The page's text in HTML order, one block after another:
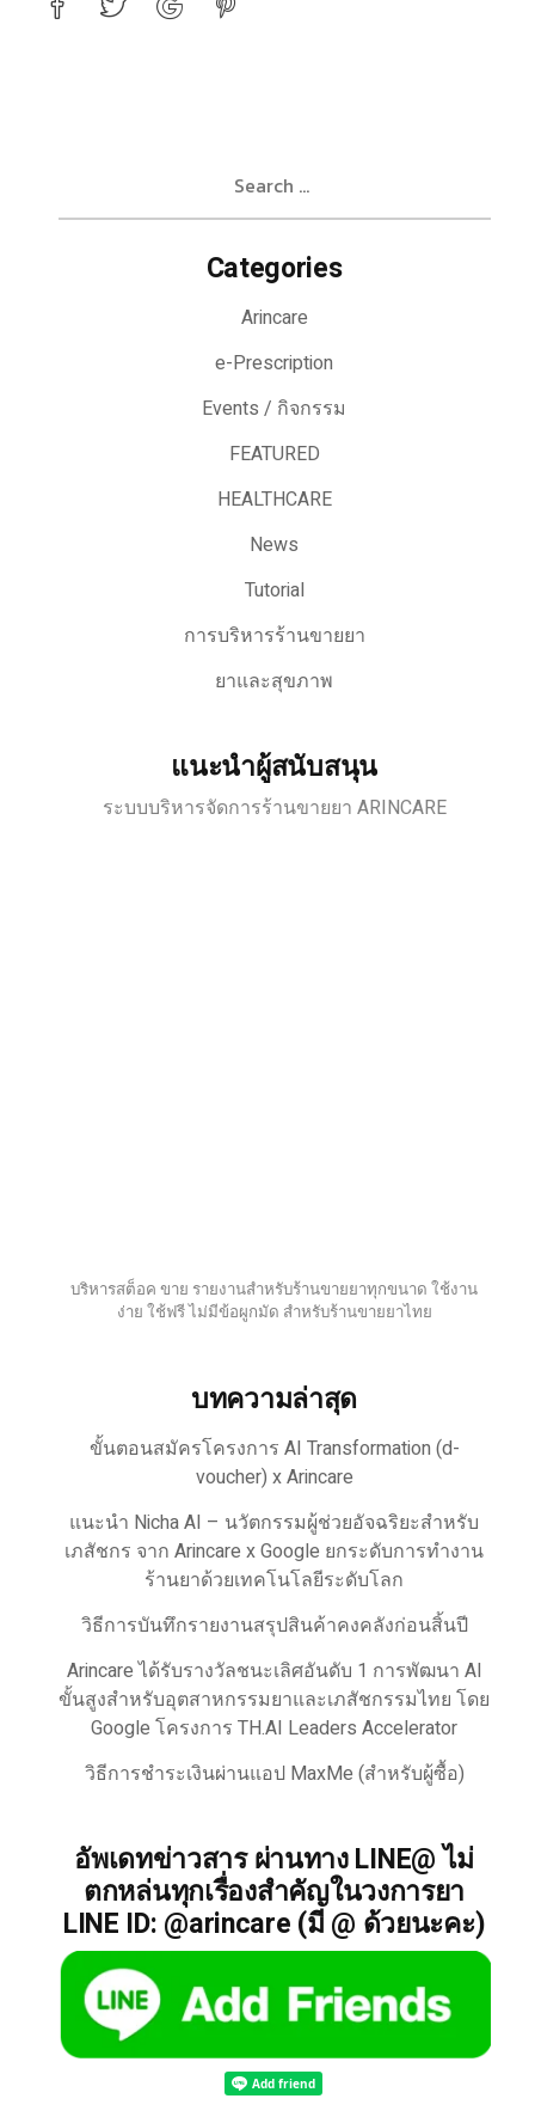
Categories
Arincare
e-Prescription
Events / กิจกรรม
FEATURED
HEALTHCARE
News
Tutorial
การบริหารร้านขายยา
ยาและสุขภาพ
แนะนำผู้สนับสนุน
ระบบบริหารจัดการร้านขายยา ARINCARE
บริหารสต็อค ขาย รายงานสำหรับร้านขายยาทุกขนาด ใช้งาน
ง่าย ใช้ฟรี ไม่มีข้อผูกมัด สำหรับร้านขายยาไทย
บทความล่าสุด
ขั้นตอนสมัครโครงการ AI Transformation (d-
voucher) x Arincare
แนะนำ Nicha AI – นวัตกรรมผู้ช่วยอัจฉริยะสำหรับ
เภสัชกร จาก Arincare x Google ยกระดับการทำงาน
ร้านยาด้วยเทคโนโลยีระดับโลก
วิธีการบันทึกรายงานสรุปสินค้าคงคลังก่อนสิ้นปี
Arincare ได้รับรางวัลชนะเลิศอันดับ 1 การพัฒนา AI
ขั้นสูงสำหรับอุตสาหกรรมยาและเภสัชกรรมไทย โดย
Google โครงการ TH.AI Leaders Accelerator
วิธีการชำระเงินผ่านแอป MaxMe (สำหรับผู้ซื้อ)
อัพเดทข่าวสาร ผ่านทาง LINE@ ไม่
ตกหล่นทุกเรื่องสำคัญในวงการยา
LINE ID: @arincare (มี @ ด้วยนะคะ)